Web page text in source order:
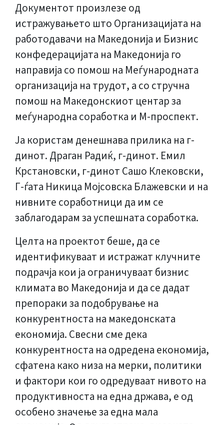
Документот произлезе од
истражувањето што Организацијата на
работодавачи на Македонија и Бизнис
конфедерацијата на Македонија го
направија со помош на Меѓународната
организација на трудот, а со стручна
помош на Македонскиот центар за
меѓународна соработка и М-проспект.
Ја користам денешнава прилика на г-
динот. Драган Радиќ, г-динот. Емил
Крстановски, г-динот Сашо Клековски,
Г-ѓата Никица Мојсовска Блажевски и на
нивните соработници да им се
заблагодарам за успешната соработка.
Целта на проектот беше, да се
идентификуваат и истражат клучните
подрачја кои ја ограничуваат бизнис
климата во Македонија и да се дадат
препораки за подобрување на
конкурентноста на македонската
економија. Свесни сме дека
конкурентноста на одредена економија,
сфатена како низа на мерки, политики
и фактори кои го одредуваат нивото на
продуктивноста на една држава, е од
особено значење за една мала